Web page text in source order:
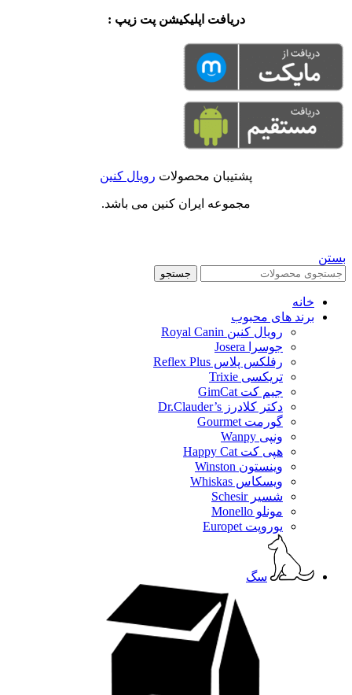
دریافت اپلیکیشن پت زیپ :
پشتیبان محصولات رویال کنین
مجموعه ایران کنین می باشد.
بستن
جستجو
خانه
برند های محبوب
رویال کنین Royal Canin
جوسرا Josera
رفلکس پلاس Reflex Plus
تریکسی Trixie
جیم کت GimCat
دکتر کلادرز Dr.Clauder’s
گورمت Gourmet
ونپی Wanpy
هپی کت Happy Cat
وینستون Winston
ویسکاس Whiskas
شسیر Schesir
مونلو Monello
یوروپت Europet
سگ